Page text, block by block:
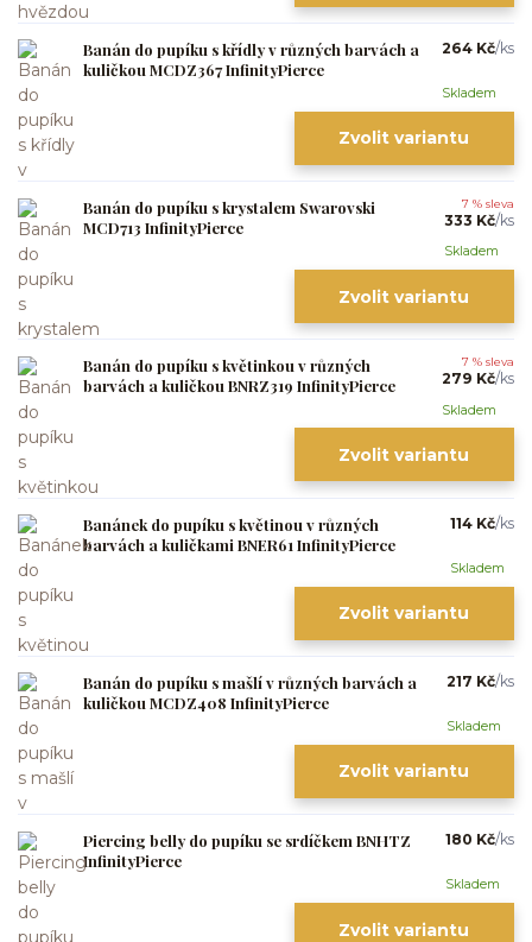
Banán do pupíku s křídly v různých barvách a
kuličkou MCDZ367 InfinityPierce
264 Kč/ks
Skladem
Zvolit variantu
Banán do pupíku s krystalem Swarovski
MCD713 InfinityPierce
7 % sleva
333 Kč/ks
Skladem
Zvolit variantu
Banán do pupíku s květinkou v různých
barvách a kuličkou BNRZ319 InfinityPierce
7 % sleva
279 Kč/ks
Skladem
Zvolit variantu
Banánek do pupíku s květinou v různých
barvách a kuličkami BNER61 InfinityPierce
114 Kč/ks
Skladem
Zvolit variantu
Banán do pupíku s mašlí v různých barvách a
kuličkou MCDZ408 InfinityPierce
217 Kč/ks
Skladem
Zvolit variantu
Piercing belly do pupíku se srdíčkem BNHTZ
InfinityPierce
180 Kč/ks
Skladem
Zvolit variantu